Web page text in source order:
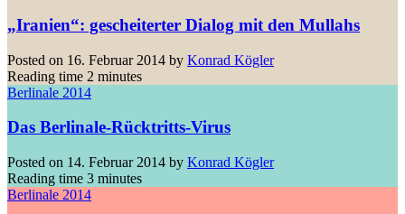
„Iranien“: gescheiterter Dialog mit den Mullahs
Posted on 16. Februar 2014 by Konrad Kögler
Reading time 2 minutes
Berlinale 2014
Das Berlinale-Rücktritts-Virus
Posted on 14. Februar 2014 by Konrad Kögler
Reading time 3 minutes
Berlinale 2014